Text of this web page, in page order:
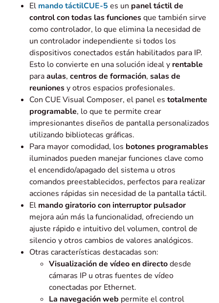
El mando táctilCUE-5 es un panel táctil de
control con todas las funcionesque también sirve
como controlador, lo que elimina la necesidad de
un controlador independiente si todos los
dispositivos conectados están habilitados para IP.
Esto lo convierte en una solución ideal y rentable
paraaulas, centros de formación, salas de
reunionesy otros espacios profesionales.
Con CUE Visual Composer, el panel es totalmente
programable, lo que te permite crear
impresionantes diseños de pantalla personalizados
utilizando bibliotecas gráficas.
Para mayor comodidad, los botones programables
iluminados pueden manejar funciones clave como
el encendido/apagado del sistema u otros
comandos preestablecidos, perfectos para realizar
acciones rápidas sin necesidad de la pantalla táctil.
El mando giratorio con interruptor pulsador
mejora aún más la funcionalidad, ofreciendo un
ajuste rápido e intuitivo del volumen, control de
silencio y otros cambios de valores analógicos.
Otras características destacadas son:
Visualización de vídeo en directodesde
cámaras IP u otras fuentes de vídeo
conectadas por Ethernet.
La navegación web permite el control